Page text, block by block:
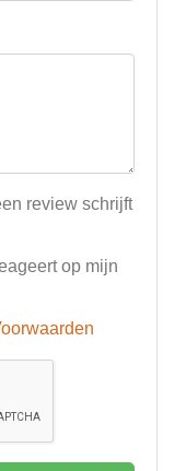
review schrijft
op mijn